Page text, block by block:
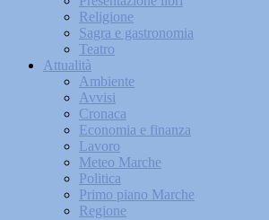
Religione
Sagra e gastronomia
Teatro
Attualità
Ambiente
Avvisi
Cronaca
Economia e finanza
Lavoro
Meteo Marche
Politica
Primo piano Marche
Regione